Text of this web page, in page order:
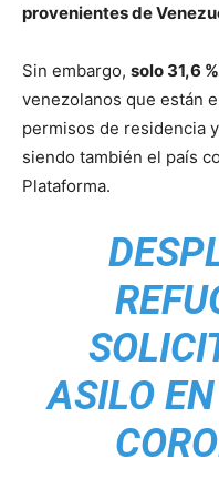
provenientes de
Sin embargo, solo 31,6 %
venezolanos que están
permisos de residencia
siendo también el país
Plataforma.
ASILO